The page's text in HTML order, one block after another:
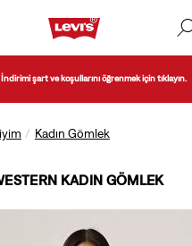
şart ve koşullarını öğrenmek için tıklayın.
Kadın Gömlek
KADIN GÖMLEK